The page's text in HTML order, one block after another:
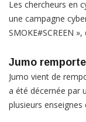
Les chercheurs en
une campagne
SMOKE#SCREEN
Jumo
Jumo vient de
a été décernée par
plusieurs enseignes